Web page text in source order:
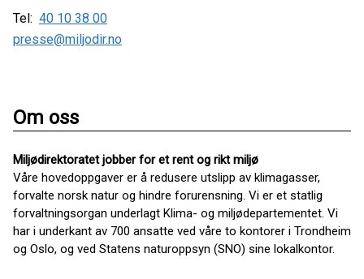
Tel: 40 10 38 00
presse@miljodir.no
Om oss
Miljødirektoratet jobber for et rent og rikt miljø
Våre hovedoppgaver er å redusere utslipp av klimagasser,
forvalte norsk natur og hindre forurensning. Vi er et statlig
forvaltningsorgan underlagt Klima- og miljødepartementet. Vi
har i underkant av 700 ansatte ved våre to kontorer i Trondheim
og Oslo, og ved Statens naturoppsyn (SNO) sine lokalkontor.